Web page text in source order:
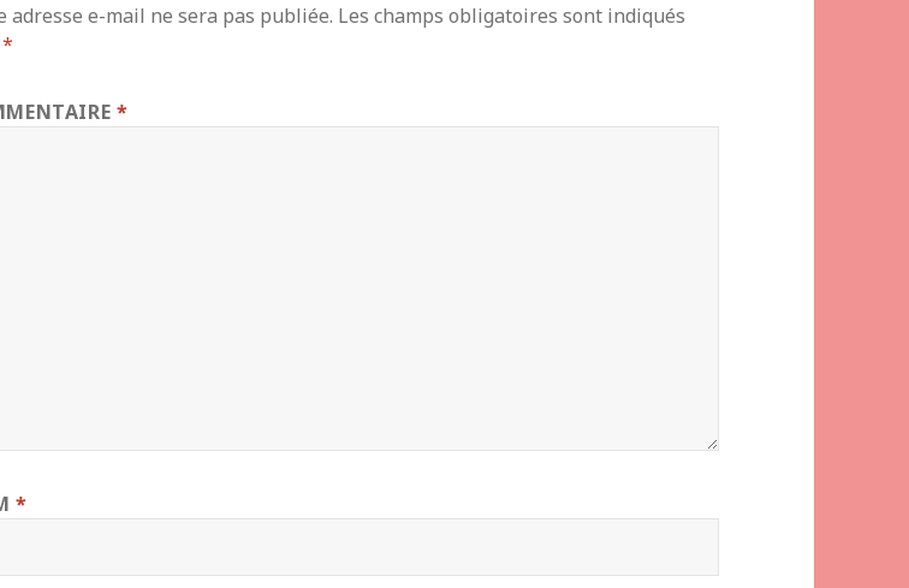
adresse e-mail ne sera pas publiée. Les champs obligatoires sont indiqués
*
*
*